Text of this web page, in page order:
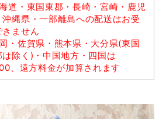
道・東国東郡・長崎・宮崎・鹿児
沖縄県・一部離島への配送はお受
きません
・佐賀県・熊本県・大分県(東国
は除く)・中国地方・四国は
、遠方料金が加算されます